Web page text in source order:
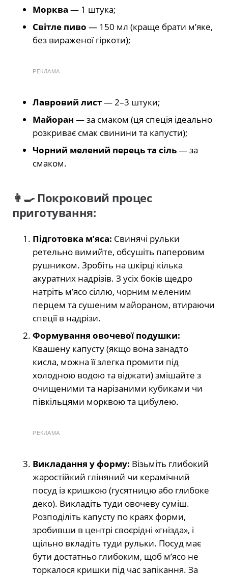
Морква — 1 штука;
Світле пиво — 150 мл (краще брати м’яке,
без вираженої гіркоти);
РЕКЛАМА
Лавровий лист— 2–3 штуки;
Майоран — за смаком (ця спеція ідеально
розкриває смак свинини та капусти);
Чорний мелений перець та сіль— за
смаком.
👩‍🍳 Покроковий процес
приготування:
Підготовка м’яса: Свинячі рульки
ретельно вимийте, обсушіть паперовим
рушником. Зробіть на шкірці кілька
акуратних надрізів. З усіх боків щедро
натріть м’ясо сіллю, чорним меленим
перцем та сушеним майораном, втираючи
спеції в надрізи.
Формування овочевої подушки:
Квашену капусту (якщо вона занадто
кисла, можна її злегка промити під
холодною водою та віджати) змішайте з
очищеними та нарізаними кубиками чи
півкільцями морквою та цибулею.
РЕКЛАМА
Викладання у форму: Візьміть глибокий
жаростійкий гліняний чи керамічний
посуд із кришкою (гусятницю або глибоке
деко). Викладіть туди овочеву суміш.
Розподіліть капусту по краях форми,
зробивши в центрі своєрідні «гнізда», і
щільно вкладіть туди рульки. Посуд має
бути достатньо глибоким, щоб м’ясо не
торкалося кришки під час запікання. За